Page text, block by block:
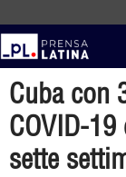
Cuba con
COVID-
sette